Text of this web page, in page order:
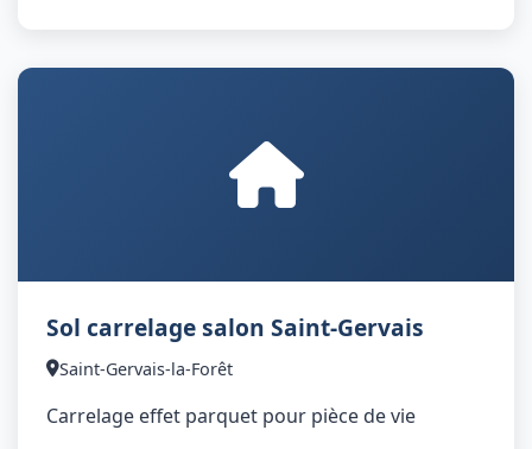
Sol carrelage salon Saint-Gervais
Saint-Gervais-la-Forêt
Carrelage effet parquet pour pièce de vie